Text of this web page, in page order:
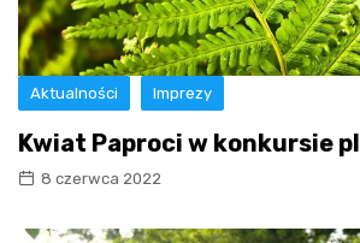
Aktualności Imprezy
Kwiat Paproci w konkursie
8 czerwca 2022